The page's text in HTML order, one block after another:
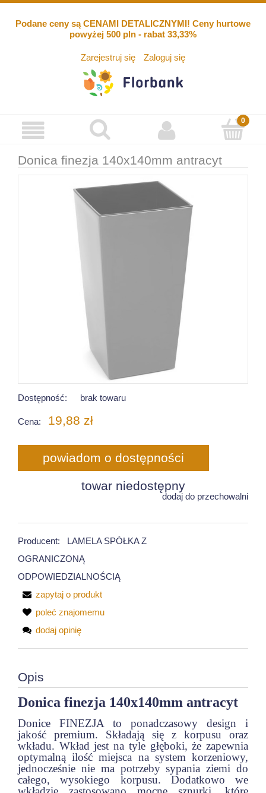
Podane ceny są CENAMI DETALICZNYMI! Ceny hurtowe
powyżej 500 pln - rabat 33,33%
Zarejestruj się Zaloguj się
Donica finezja 140x140mm antracyt
Dostępność: brak towaru
Cena: 19,88 zł
powiadom o dostępności
towar niedostępny
dodaj do przechowalni
Producent:
LAMELA SPÓŁKA Z
OGRANICZONĄ
ODPOWIEDZIALNOŚCIĄ
zapytaj o produkt
poleć znajomemu
dodaj opinię
Opis
Donica finezja 140x140mm antracyt
Donice FINEZJA to ponadczasowy design i
jakość premium. Składają się z korpusu oraz
wkładu. Wkład jest na tyle głęboki, że zapewnia
optymalną ilość miejsca na system korzeniowy,
jednocześnie nie ma potrzeby sypania ziemi do
całego, wysokiego korpusu. Dodatkowo we